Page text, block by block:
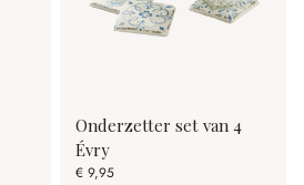
Onderzetter set van 4
Évry
€ 9,95